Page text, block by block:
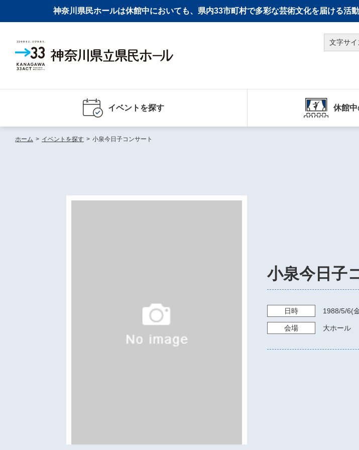
神奈川県民ホールは休館中においても、県内33市町村で多彩な芸術文化を届ける活
文字サイ
イベントを探す 休館
ホーム > イベントを探す > 小泉今日子コンサート
小泉今日子
日時 1988/5/6(
会場 大ホール